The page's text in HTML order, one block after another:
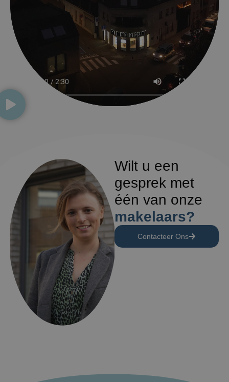
Wilt u een
gesprek met
één van onze
makelaars?
Contacteer Ons